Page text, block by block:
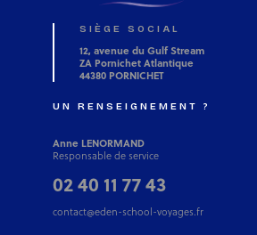
SIÈGE SOCIAL
12, avenue du Gulf Stream
ZA Pornichet Atlantique
44380 PORNICHET
UN RENSEIGNEMENT ?
Anne LENORMAND
Responsable de service
02 40 11 77 43
contact@eden-school-voyages.fr